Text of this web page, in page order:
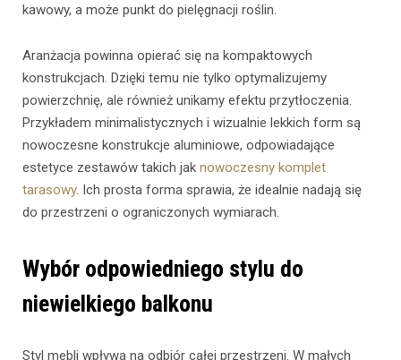
kawowy, a może punkt do pielęgnacji roślin.
Aranżacja powinna opierać się na kompaktowych
konstrukcjach. Dzięki temu nie tylko optymalizujemy
powierzchnię, ale również unikamy efektu przytłoczenia.
Przykładem minimalistycznych i wizualnie lekkich form są
nowoczesne konstrukcje aluminiowe, odpowiadające
estetyce zestawów takich jak nowoczesny komplet
tarasowy. Ich prosta forma sprawia, że idealnie nadają się
do przestrzeni o ograniczonych wymiarach.
Wybór odpowiedniego stylu do
niewielkiego balkonu
Styl mebli wpływa na odbiór całej przestrzeni. W małych